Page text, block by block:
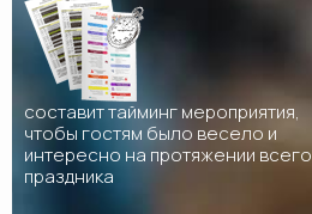
составит тайминг мероприятия,
чтобы гостям было весело и
интересно на протяжении всего
праздника